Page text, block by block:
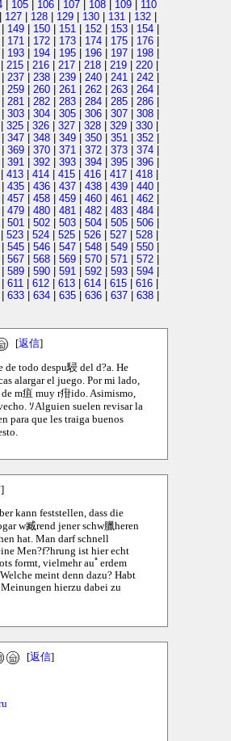
105 106 107 108 109
110
127 128 129 130 131 132
149 150 151 152 153 154
171 172 173 174 175 176
193 194 195 196 197 198
215 216 217 218 219 220
237 238 239 240 241 242
259 260 261 262 263 264
281 282 283 284 285 286
303 304 305 306 307 308
325 326 327 328 329 330
347 348 349 350 351 352
369 370 371 372 373 374
391 392 393 394 395 396
413 414 415 416 417 418
435 436 437 438 439 440
457 458 459 460 461 462
479 480 481 482 483 484
501 502 503 504 505 506
523 524 525 526 527 528
545 546 547 548 549 550
567 568 569 570 571 572
589 590 591 592 593 594
611 612 613 614 615 616
633 634 635 636 637 638
[返信]
de todo despu駸 del d?a. He
alargar el juego. Por mi lado,
de m疽 muy r疳ido. Asimismo,
ｿAlguien suelen revisar la
para que les traiga buenos
]
kann feststellen, dass die
w臧rend jener schw臘heren
hat. Man darf schnell
Men?f?hrung ist hier echt
formt, vielmehr auﾟerdem
meint denn dazu? Habt
hierzu dabei zu
[返信]